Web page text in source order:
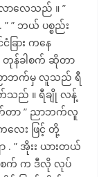
လာလေသည် ။ ”
” ဘယ် ပစ္စည်း
ြား ကနေ
တုန်ခါစက် ဆိုတာ
ာဘက်မှ လူသည် ရီ
ည် ။ ရီချို လန့်
က်တာ ” ညာဘက်လူ
ေး ဖြင့် တို့
. ” အိုးး ယားတယ်
စက် က ဒီလို လုပ်